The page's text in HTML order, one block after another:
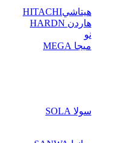
هيتاشيHITACHI
هاردن HARDN
نو
ميجا MEGA
سولا SOLA